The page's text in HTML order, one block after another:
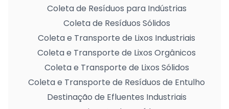
Coleta de Resíduos para Indústrias
Coleta de Resíduos Sólidos
Coleta e Transporte de Lixos Industriais
Coleta e Transporte de Lixos Orgânicos
Coleta e Transporte de Lixos Sólidos
Coleta e Transporte de Resíduos de Entulho
Destinação de Efluentes Industriais